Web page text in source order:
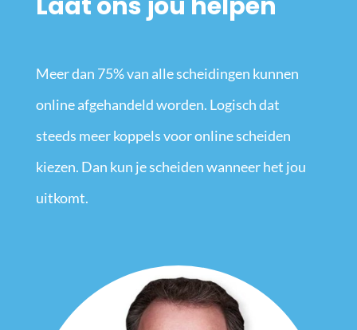
Meer dan 75% van alle scheidingen kunnen
online afgehandeld worden. Logisch dat
steeds meer koppels voor online scheiden
kiezen. Dan kun je scheiden wanneer het jou
uitkomt.